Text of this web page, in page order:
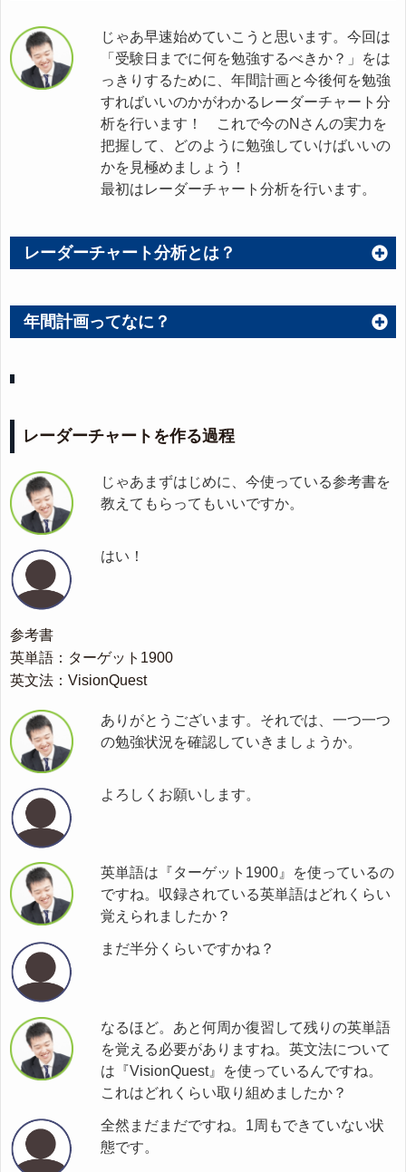
じゃあ早速始めていこうと思います。今回は
「受験日までに何を勉強するべきか？」をは
っきりするために、年間計画と今後何を勉強
すればいいのかがわかるレーダーチャート分
析を行います！ これで今のNさんの実力を
把握して、どのように勉強していけばいいの
かを見極めましょう！
最初はレーダーチャート分析を行います。
レーダーチャート分析とは？
年間計画ってなに？
レーダーチャートを作る過程
じゃあまずはじめに、今使っている参考書を
教えてもらってもいいですか。
はい！
参考書
英単語：ターゲット1900
英文法：VisionQuest
ありがとうございます。それでは、一つ一つ
の勉強状況を確認していきましょうか。
よろしくお願いします。
英単語は『ターゲット1900』を使っているの
ですね。収録されている英単語はどれくらい
覚えられましたか？
まだ半分くらいですかね？
なるほど。あと何周か復習して残りの英単語
を覚える必要がありますね。英文法について
は『VisionQuest』を使っているんですね。
これはどれくらい取り組めましたか？
全然まだまだですね。1周もできていない状
態です。